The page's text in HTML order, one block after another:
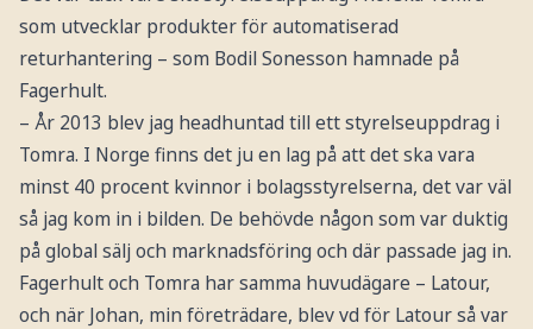
som utvecklar produkter för automatiserad
returhantering – som Bodil Sonesson hamnade på
Fagerhult.
– År 2013 blev jag headhuntad till ett styrelseuppdrag i
Tomra. I Norge finns det ju en lag på att det ska vara
minst 40 procent kvinnor i bolagsstyrelserna, det var väl
så jag kom in i bilden. De behövde någon som var duktig
på global sälj och marknadsföring och där passade jag in.
Fagerhult och Tomra har samma huvudägare – Latour,
och när Johan, min företrädare, blev vd för Latour så var